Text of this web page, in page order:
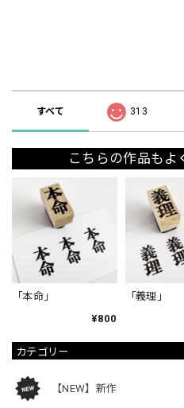
カテゴリー
【NEW】新作
すべて 313
こちらの作品もよ
「本命」
¥800
「義理」